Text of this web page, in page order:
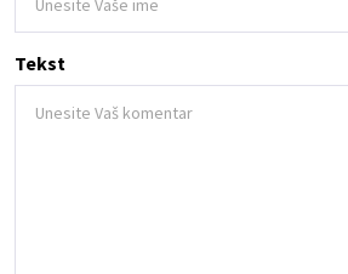
Tekst